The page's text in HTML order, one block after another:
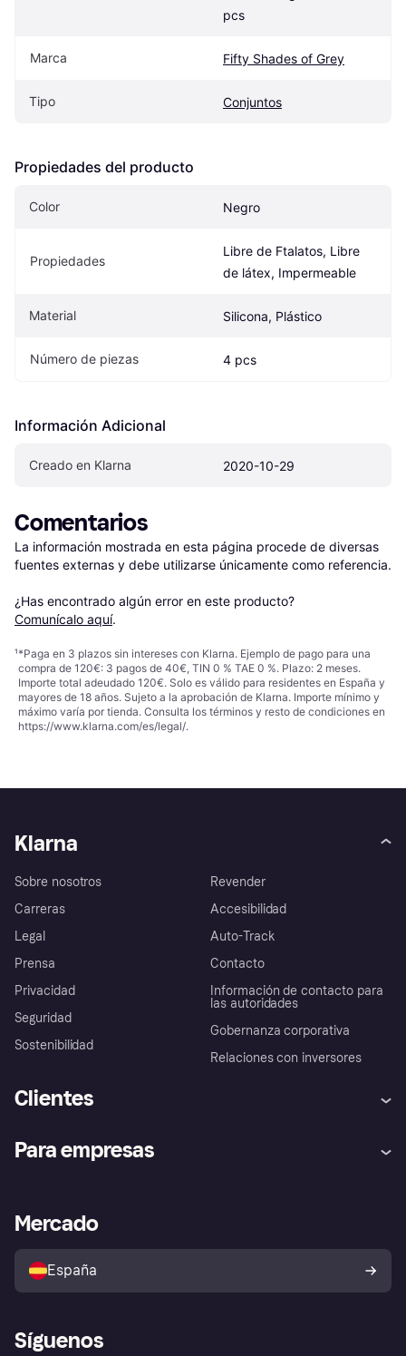
pcs
Marca Fifty Shades of Grey
Tipo Conjuntos
Propiedades del producto
Color Negro
Propiedades
Libre de Ftalatos, Libre
de látex, Impermeable
Material Silicona, Plástico
Número de piezas 4 pcs
Información Adicional
Creado en Klarna 2020-10-29
Comentarios
La información mostrada en esta página procede de diversas
fuentes externas y debe utilizarse únicamente como referencia.
¿Has encontrado algún error en este producto?
Comunícalo aquí.
¹*Paga en 3 plazos sin intereses con Klarna. Ejemplo de pago para una
compra de 120€: 3 pagos de 40€, TIN 0 % TAE 0 %. Plazo: 2 meses.
Importe total adeudado 120€. Solo es válido para residentes en España y
mayores de 18 años. Sujeto a la aprobación de Klarna. Importe mínimo y
máximo varía por tienda. Consulta los términos y resto de condiciones en
https://www.klarna.com/es/legal/.
Klarna
Sobre nosotros
Carreras
Legal
Prensa
Privacidad
Seguridad
Sostenibilidad
Revender
Accesibilidad
Auto-Track
Contacto
Información de contacto para
las autoridades
Gobernanza corporativa
Relaciones con inversores
Clientes
Inicio de sesión
Directorio de tiendas
Política de protección al
comprador de Klarna
Reclamaciones
Para empresas
Acceso empresas
Mercado
España
Síguenos